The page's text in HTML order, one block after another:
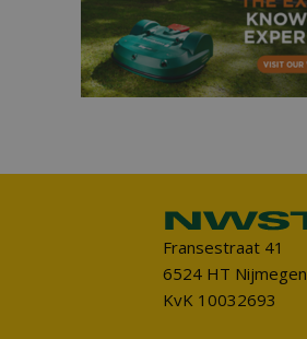
Fransestraat 41
6524 HT Nijmegen
KvK 10032693